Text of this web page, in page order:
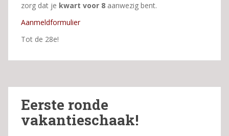
zorg dat je kwart voor 8 aanwezig bent.
Aanmeldformulier
Tot de 28e!
Eerste ronde
vakantieschaak!